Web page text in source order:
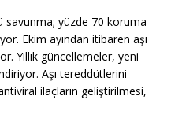
savunma; yüzde 70 koruma
Ekim ayından itibaren aşı
Yıllık güncellemeler, yeni
Aşı tereddütlerini
ilaçların geliştirilmesi,